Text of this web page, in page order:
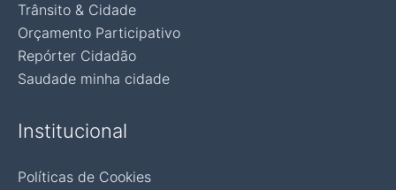
Trânsito & Cidade
Orçamento Participativo
Repórter Cidadão
Saudade minha cidade
Institucional
Políticas de Cookies